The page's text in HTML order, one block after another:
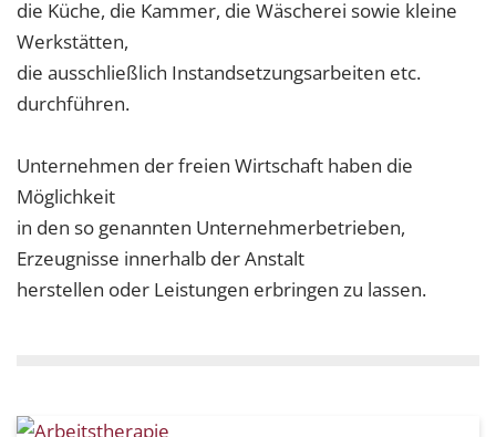
die Küche, die Kammer, die Wäscherei sowie kleine
Werkstätten,
die ausschließlich Instandsetzungsarbeiten etc.
durchführen.
Unternehmen der freien Wirtschaft haben die
Möglichkeit
in den so genannten Unternehmerbetrieben,
Erzeugnisse innerhalb der Anstalt
herstellen oder Leistungen erbringen zu lassen.